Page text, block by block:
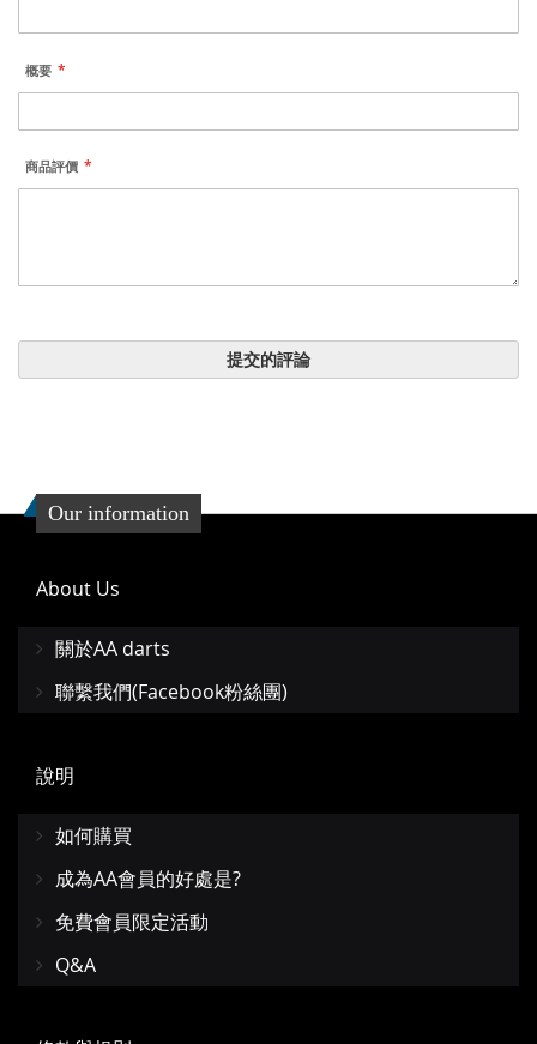
概要
商品評價
提交的評論
Our information
About Us
關於AA darts
聯繫我們(Facebook粉絲團)
說明
如何購買
成為AA會員的好處是?
免費會員限定活動
Q&A